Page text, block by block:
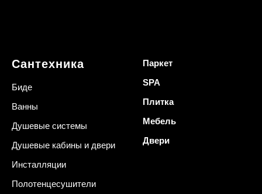
Сантехника
Биде
Ванны
Душевые системы
Душевые кабины и двери
Инсталляции
Полотенцесушители
Паркет
SPA
Плитка
Мебель
Двери